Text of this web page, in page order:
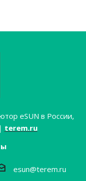
eSUN в России,
terem.ru
esun@terem.ru